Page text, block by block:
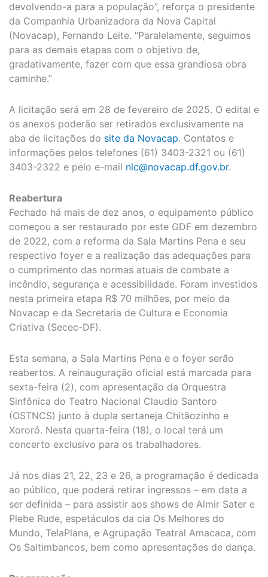
devolvendo-a para a população”, reforça o presidente
da Companhia Urbanizadora da Nova Capital
(Novacap), Fernando Leite. “Paralelamente, seguimos
para as demais etapas com o objetivo de,
gradativamente, fazer com que essa grandiosa obra
caminhe.”
A licitação será em 28 de fevereiro de 2025. O edital e
os anexos poderão ser retirados exclusivamente na
aba de licitações do site da Novacap. Contatos e
informações pelos telefones (61) 3403-2321 ou (61)
3403-2322 e pelo e-mail nlc@novacap.df.gov.br.
Reabertura
Fechado há mais de dez anos, o equipamento público
começou a ser restaurado por este GDF em dezembro
de 2022, com a reforma da Sala Martins Pena e seu
respectivo foyer e a realização das adequações para
o cumprimento das normas atuais de combate a
incêndio, segurança e acessibilidade. Foram investidos
nesta primeira etapa R$ 70 milhões, por meio da
Novacap e da Secretaria de Cultura e Economia
Criativa (Secec-DF).
Esta semana, a Sala Martins Pena e o foyer serão
reabertos. A reinauguração oficial está marcada para
sexta-feira (2), com apresentação da Orquestra
Sinfônica do Teatro Nacional Claudio Santoro
(OSTNCS) junto à dupla sertaneja Chitãozinho e
Xororó. Nesta quarta-feira (18), o local terá um
concerto exclusivo para os trabalhadores.
Já nos dias 21, 22, 23 e 26, a programação é dedicada
ao público, que poderá retirar ingressos – em data a
ser definida – para assistir aos shows de Almir Sater e
Plebe Rude, espetáculos da cia Os Melhores do
Mundo, TelaPlana, e Agrupação Teatral Amacaca, com
Os Saltimbancos, bem como apresentações de dança.